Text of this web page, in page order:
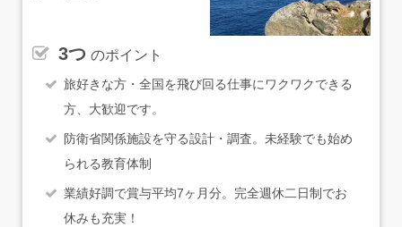
3つ のポイント
旅好きな方・全国を飛び回る仕事にワクワクできる
方、大歓迎です。
防衛省関係施設を守る設計・調査。未経験でも始め
られる教育体制
業績好調で賞与平均7ヶ月分。完全週休二日制でお
休みも充実！